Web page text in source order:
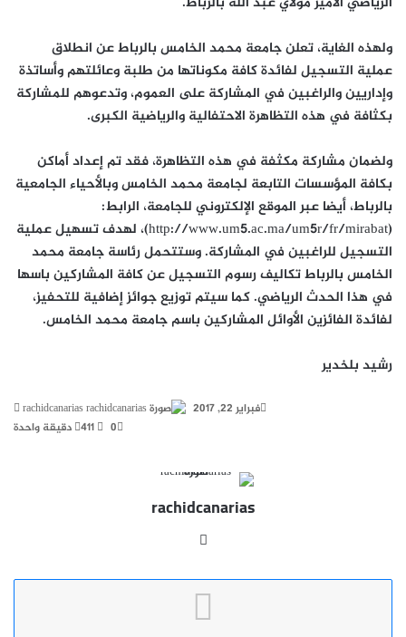
ولهذه الغاية، تعلن جامعة محمد الخامس بالرباط عن انطلاق
عملية التسجيل لفائدة كافة مكوناتها من طلبة وعائلتهم وأساتذة
وإداريين والراغبين في المشاركة على العموم، وتدعوهم للمشاركة
بكثافة في هذه التظاهرة الاحتفالية والرياضية الكبرى.
ولضمان مشاركة مكثفة في هذه التظاهرة، فقد تم إعداد أماكن
بكافة المؤسسات التابعة لجامعة محمد الخامس وبالأحياء الجامعية
بالرباط، أيضا عبر الموقع الإلكتروني للجامعة، الرابط:
(http://www.um5.ac.ma/um5r/fr/mirabat)، لهدف تسهيل عملية
التسجيل للراغبين في المشاركة. وستتحمل رئاسة جامعة محمد
الخامس بالرباط تكاليف رسوم التسجيل عن كافة المشاركين باسها
في هذا الحدث الرياضي. كما سيتم توزيع جوائز إضافية للتحفيز،
لفائدة الفائزين الأوائل المشاركين باسم جامعة محمد الخامس.
رشيد بلخدير
rachidcanarias
فبراير 22, 2017
0
دقيقة واحدة
rachidcanarias